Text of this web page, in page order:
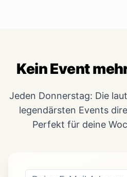
Kein Event
Jeden Donnerstag: Die
legendärsten Events
Perfekt für deine